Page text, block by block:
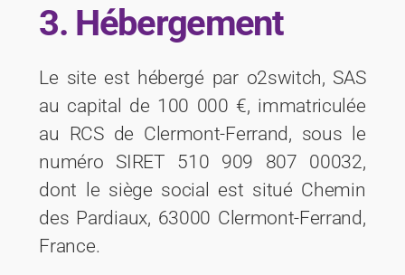
3. Hébergement
Le site est hébergé par o2switch, SAS
au capital de 100 000 €, immatriculée
au RCS de Clermont-Ferrand, sous le
numéro SIRET 510 909 807 00032,
dont le siège social est situé Chemin
des Pardiaux, 63000 Clermont-Ferrand,
France.